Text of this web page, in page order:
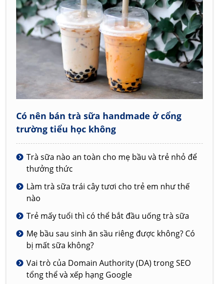
Có nên bán trà sữa handmade ở cổng
trường tiểu học không
Trà sữa nào an toàn cho mẹ bầu và trẻ nhỏ để
thưởng thức
Làm trà sữa trái cây tươi cho trẻ em như thế
nào
Trẻ mấy tuổi thì có thể bắt đầu uống trà sữa
Mẹ bầu sau sinh ăn sầu riêng được không? Có
bị mất sữa không?
Vai trò của Domain Authority (DA) trong SEO
tổng thể và xếp hạng Google